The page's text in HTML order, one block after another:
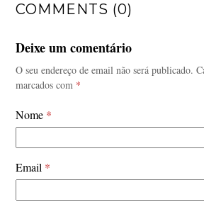
COMMENTS (0)
Deixe um comentário
O seu endereço de email não será publicado.
marcados com *
Nome *
Email *